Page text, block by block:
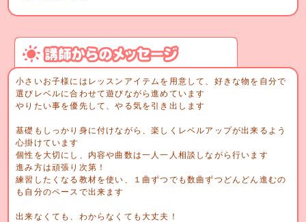
小さいお子様にはレッスンアイテムを用意して、好きな物を自分で
選びレベルに合わせて遊びながら進めています
やりたい事を優先して、やる気を引き出します
基礎もしっかり身に付けながら、楽しくレベルアップが出来るよう
心掛けています
個性を大切にし、内容や曲数は一人一人相談しながら行います
進み方は頑張り次第！
練習したくなる教材を使い、１曲ずつでも数曲ずつどんどん進むの
も自分のペースで出来ます
出来なくても、わからなくても大丈夫！